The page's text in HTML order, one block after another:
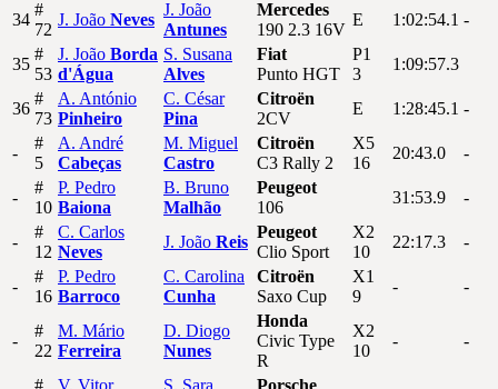
34
#
72
J. João Neves
J. João
Antunes
Mercedes
190 2.3 16V
E 1:02:54.1 -
35
#
53
J. João Borda
d'Água
S. Susana
Alves
Fiat
Punto HGT
P1
3
1:09:57.3
36
#
73
A. António
Pinheiro
C. César
Pina
Citroën
2CV
E 1:28:45.1 -
-
#
5
A. André
Cabeças
M. Miguel
Castro
Citroën
C3 Rally 2
X5
16
20:43.0 -
-
#
10
P. Pedro
Baiona
B. Bruno
Malhão
Peugeot
106
31:53.9 -
-
#
12
C. Carlos
Neves
J. João Reis
Peugeot
Clio Sport
X2
10
22:17.3 -
-
#
16
P. Pedro
Barroco
C. Carolina
Cunha
Citroën
Saxo Cup
X1
9
- -
-
#
22
M. Mário
Ferreira
D. Diogo
Nunes
Honda
Civic Type
R
X2
10
- -
#
V. Vitor
S. Sara
Porsche